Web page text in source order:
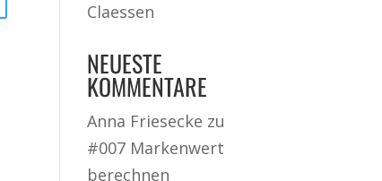
Claessen
NEUESTE
KOMMENTARE
Anna Friesecke zu
#007 Markenwert
berechnen